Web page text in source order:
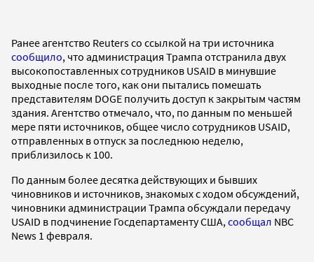
Ранее агентство Reuters со ссылкой на три источника
сообщило, что администрация Трампа отстранила двух
высокопоставленных сотрудников USAID в минувшие
выходные после того, как они пытались помешать
представителям DOGE получить доступ к закрытым частям
здания. Агентство отмечало, что, по данным по меньшей
мере пяти источников, общее число сотрудников USAID,
отправленных в отпуск за последнюю неделю,
приблизилось к 100.
По данным более десятка действующих и бывших
чиновников и источников, знакомых с ходом обсуждений,
чиновники администрации Трампа обсуждали передачу
USAID в подчинение Госдепартаменту США, сообщал NBC
News 1 февраля.